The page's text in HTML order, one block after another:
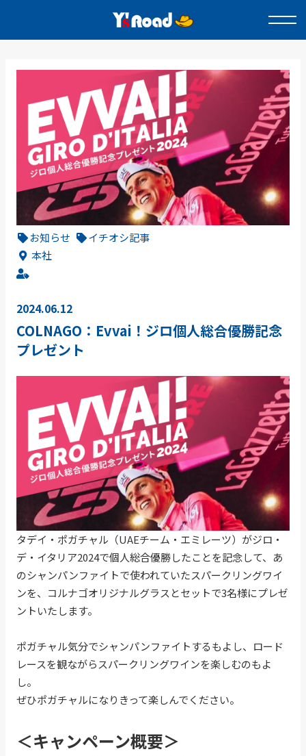
お知らせ
イチオシ記事
本社
2024.06.12
COLNAGO：Evvai！ジロ個人総合優勝記念
プレゼント
タデイ・ポガチャル（UAEチーム・エミレーツ）がジロ・
デ・イタリア2024で個人総合優勝したことを記念して、あ
のシャンパンファイトで使われていたスパークリングワイ
ンを、コルナゴオリジナルグラスとセットで3名様にプレゼ
ントいたします。
ポガチャル気分でシャンパンファイトするもよし、ロード
レースを観ながらスパークリングワインを楽しむのもよ
し。
ぜひポガチャルになりきって楽しんでください。
＜キャンペーン概要＞